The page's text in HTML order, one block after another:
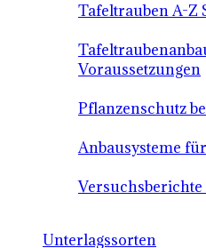
Tafeltrauben A-Z
Voraussetzungen
Pflanzenschutz
Anbausysteme
Unterlagssorten